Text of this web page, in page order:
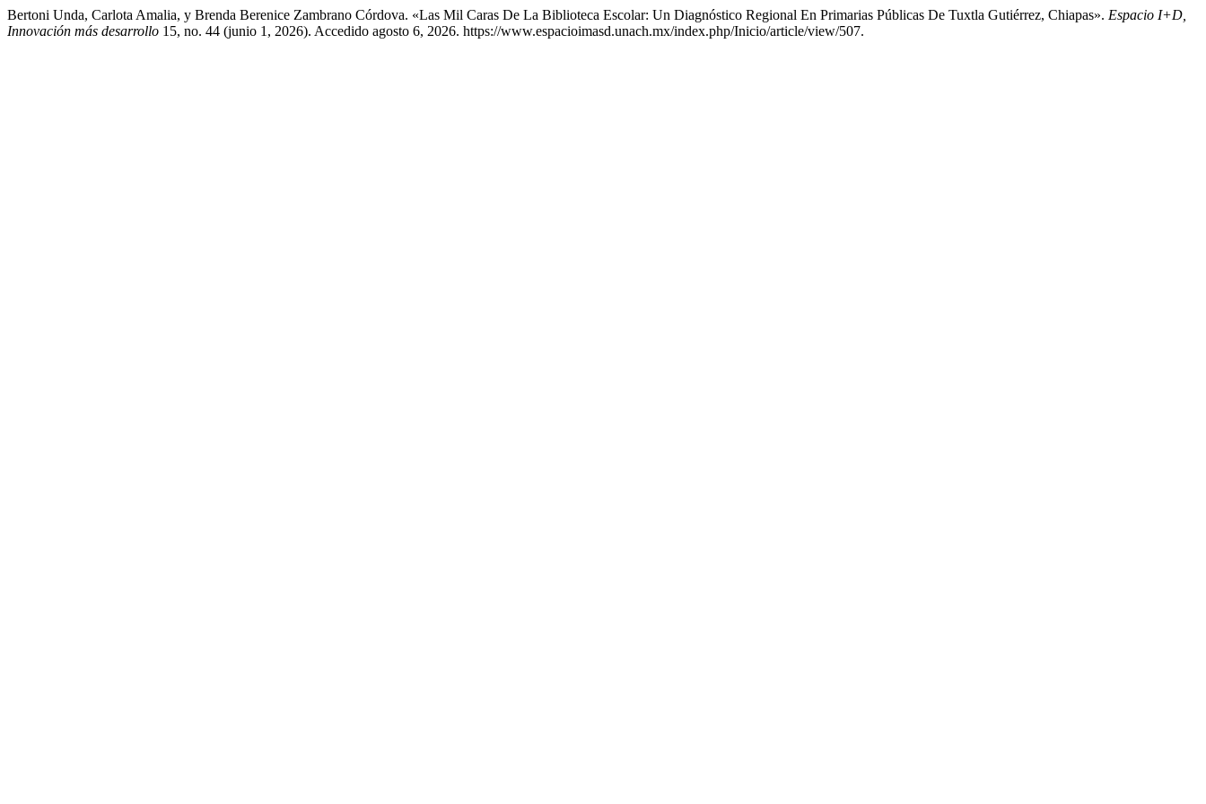
Bertoni Unda, Carlota Amalia, y Brenda Berenice Zambrano Córdova. «Las Mil Caras De La Biblioteca Escolar: Un Diagnóstico Regional En Primarias Públicas De Tuxtla Gutiérrez, Chiapas». Espacio I+D,
Innovación más desarrollo 15, no. 44 (junio 1, 2026). Accedido agosto 6, 2026. https://www.espacioimasd.unach.mx/index.php/Inicio/article/view/507.